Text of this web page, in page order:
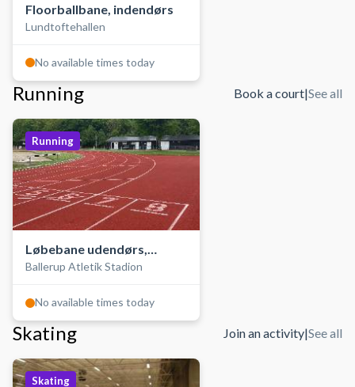
Floorballbane, indendørs
Lundtoftehallen
No available times today
Running Book a court|See all
Running
Løbebane udendørs,
Atletik Stadion
Ballerup Atletik Stadion
No available times today
Skating Join an activity|See all
Skating